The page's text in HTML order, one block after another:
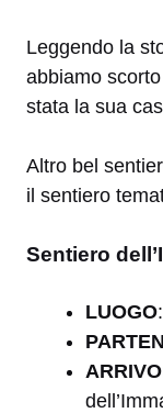
Leggendo la
abbiamo
stata la sua
Altro bel
il sentiero
Sentiero
LUOGO